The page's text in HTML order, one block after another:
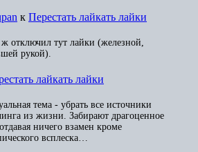
к Перестать лайкать лайки
отключил тут лайки (железной,
рукой).
лайкать лайки
тема - убрать все источники
из жизни. Забирают драгоценное
ничего взамен кроме
всплеска…